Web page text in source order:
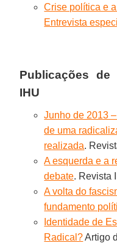
Crise política e
Entrevista
Publicações
IHU
Junho de 2013
de uma
realizada.
A esquerda e a
debate. Revista
A volta do
fundamento
Identidade de
Radical?Artigo